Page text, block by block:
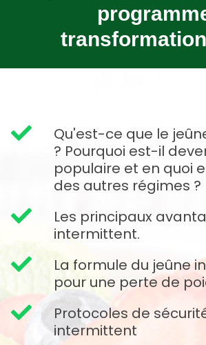
Qu'est-ce que le
? Pourquoi est-il
populaire et en quoi
des autres régimes ?
Les principaux
intermittent.
La formule du jeûne
pour une perte de
Protocoles de
intermittent